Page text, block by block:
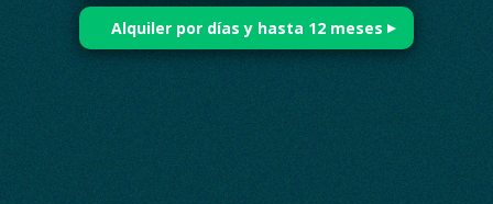
Para personas
Alquiler por días y hasta 12 meses